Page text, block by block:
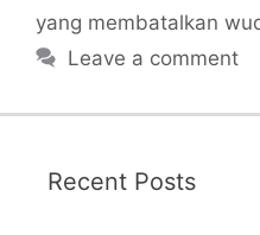
yang membatalkan
Leave a comment
Recent Posts